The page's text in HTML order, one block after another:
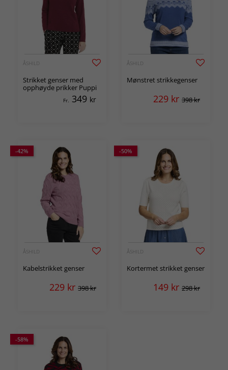
ÅSHILD
Strikket genser med
opphøyde prikker Puppi
Fr. 349 kr
ÅSHILD
Mønstret strikkegenser
229 kr 398 kr
-42%
ÅSHILD
Kabelstrikket genser
229 kr 398 kr
-50%
ÅSHILD
Kortermet strikket genser
149 kr 298 kr
-58%